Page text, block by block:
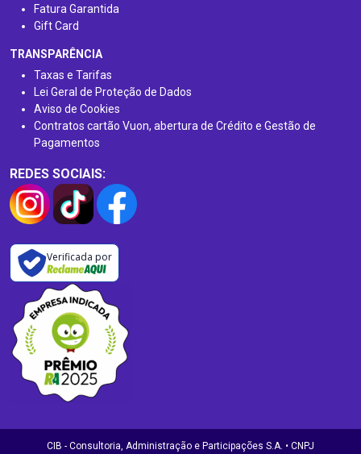
Fatura Garantida
Gift Card
TRANSPARÊNCIA
Taxas e Tarifas
Lei Geral de Proteção de Dados
Aviso de Cookies
Contratos cartão Vuon, abertura de Crédito e Gestão de
Pagamentos
REDES SOCIAIS:
Verificada por
CIB - Consultoria, Administração e Participações S.A. • CNPJ